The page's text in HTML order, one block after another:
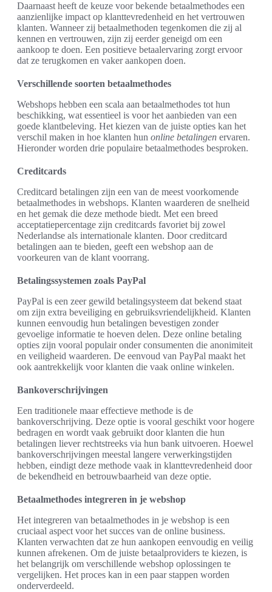
Daarnaast heeft de keuze voor bekende betaalmethodes een
aanzienlijke impact op klanttevredenheid en het vertrouwen
klanten. Wanneer zij betaalmethoden tegenkomen die zij al
kennen en vertrouwen, zijn zij eerder geneigd om een
aankoop te doen. Een positieve betaalervaring zorgt ervoor
dat ze terugkomen en vaker aankopen doen.
Verschillende soorten betaalmethodes
Webshops hebben een scala aan betaalmethodes tot hun
beschikking, wat essentieel is voor het aanbieden van een
goede klantbeleving. Het kiezen van de juiste opties kan het
verschil maken in hoe klanten hun online betalingen ervaren.
Hieronder worden drie populaire betaalmethodes besproken.
Creditcards
Creditcard betalingen zijn een van de meest voorkomende
betaalmethodes in webshops. Klanten waarderen de snelheid
en het gemak die deze methode biedt. Met een breed
acceptatiepercentage zijn creditcards favoriet bij zowel
Nederlandse als internationale klanten. Door creditcard
betalingen aan te bieden, geeft een webshop aan de
voorkeuren van de klant voorrang.
Betalingssystemen zoals PayPal
PayPal is een zeer gewild betalingsysteem dat bekend staat
om zijn extra beveiliging en gebruiksvriendelijkheid. Klanten
kunnen eenvoudig hun betalingen bevestigen zonder
gevoelige informatie te hoeven delen. Deze online betaling
opties zijn vooral populair onder consumenten die anonimiteit
en veiligheid waarderen. De eenvoud van PayPal maakt het
ook aantrekkelijk voor klanten die vaak online winkelen.
Bankoverschrijvingen
Een traditionele maar effectieve methode is de
bankoverschrijving. Deze optie is vooral geschikt voor hogere
bedragen en wordt vaak gebruikt door klanten die hun
betalingen liever rechtstreeks via hun bank uitvoeren. Hoewel
bankoverschrijvingen meestal langere verwerkingstijden
hebben, eindigt deze methode vaak in klanttevredenheid door
de bekendheid en betrouwbaarheid van deze optie.
Betaalmethodes integreren in je webshop
Het integreren van betaalmethodes in je webshop is een
cruciaal aspect voor het succes van de online business.
Klanten verwachten dat ze hun aankopen eenvoudig en veilig
kunnen afrekenen. Om de juiste betaalproviders te kiezen, is
het belangrijk om verschillende webshop oplossingen te
vergelijken. Het proces kan in een paar stappen worden
onderverdeeld.